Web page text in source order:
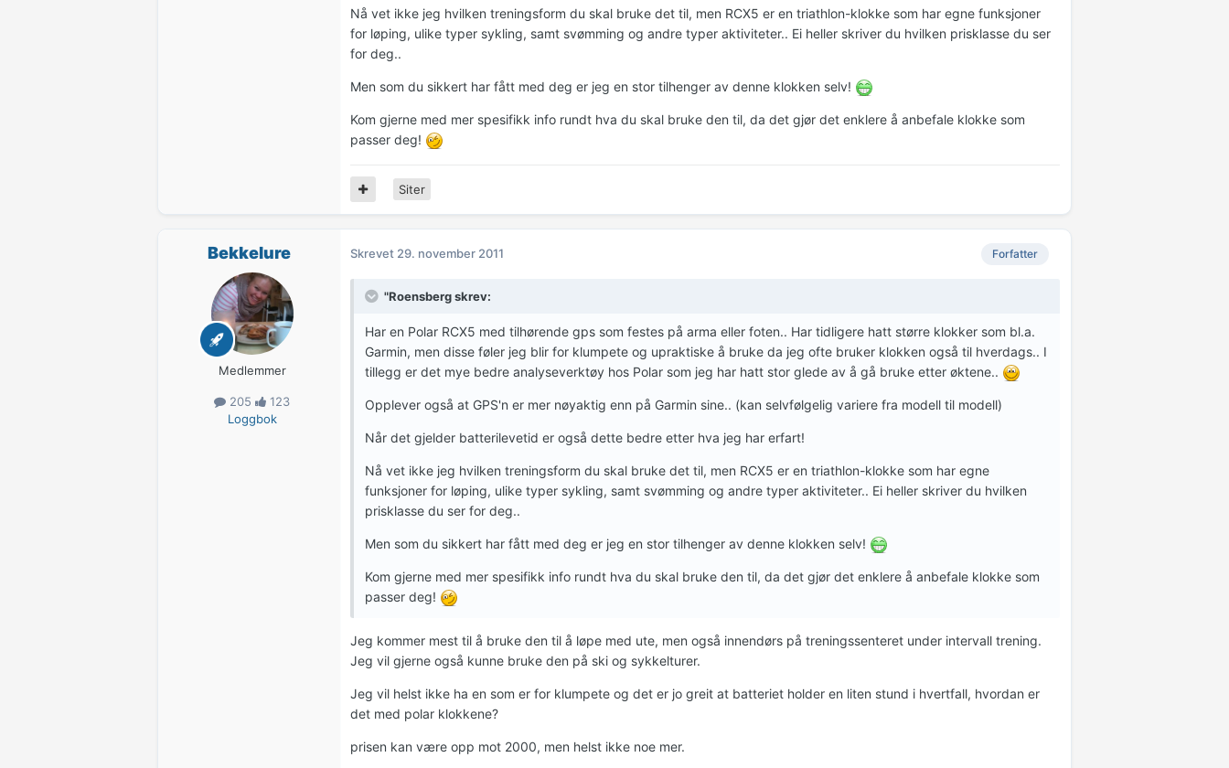
Nå vet ikke jeg hvilken treningsform du skal bruke det til, men RCX5 er en triathlon-klokke som har egne funksjoner
for løping, ulike typer sykling, samt svømming og andre typer aktiviteter.. Ei heller skriver du hvilken prisklasse du ser
for deg..
Men som du sikkert har fått med deg er jeg en stor tilhenger av denne klokken selv!
Kom gjerne med mer spesifikk info rundt hva du skal bruke den til, da det gjør det enklere å anbefale klokke som
passer deg!
Siter
Bekkelure
Medlemmer
205
123
Loggbok
Forfatter
Skrevet 29. november 2011
"Roensberg skrev:
Har en Polar RCX5 med tilhørende gps som festes på arma eller foten.. Har tidligere hatt større klokker som bl.a.
Garmin, men disse føler jeg blir for klumpete og upraktiske å bruke da jeg ofte bruker klokken også til hverdags.. I
tillegg er det mye bedre analyseverktøy hos Polar som jeg har hatt stor glede av å gå bruke etter øktene..
Opplever også at GPS'n er mer nøyaktig enn på Garmin sine.. (kan selvfølgelig variere fra modell til modell)
Når det gjelder batterilevetid er også dette bedre etter hva jeg har erfart!
Nå vet ikke jeg hvilken treningsform du skal bruke det til, men RCX5 er en triathlon-klokke som har egne
funksjoner for løping, ulike typer sykling, samt svømming og andre typer aktiviteter.. Ei heller skriver du hvilken
prisklasse du ser for deg..
Men som du sikkert har fått med deg er jeg en stor tilhenger av denne klokken selv!
Kom gjerne med mer spesifikk info rundt hva du skal bruke den til, da det gjør det enklere å anbefale klokke som
passer deg!
Jeg kommer mest til å bruke den til å løpe med ute, men også innendørs på treningssenteret under intervall trening.
Jeg vil gjerne også kunne bruke den på ski og sykkelturer.
Jeg vil helst ikke ha en som er for klumpete og det er jo greit at batteriet holder en liten stund i hvertfall, hvordan er
det med polar klokkene?
prisen kan være opp mot 2000, men helst ikke noe mer.